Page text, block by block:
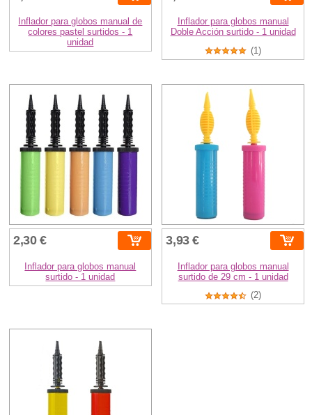
Inflador para globos manual de
colores pastel surtidos - 1
unidad
Inflador para globos manual
Doble Acción surtido - 1 unidad
(1)
2,30 €
Inflador para globos manual
surtido - 1 unidad
3,93 €
Inflador para globos manual
surtido de 29 cm - 1 unidad
(2)